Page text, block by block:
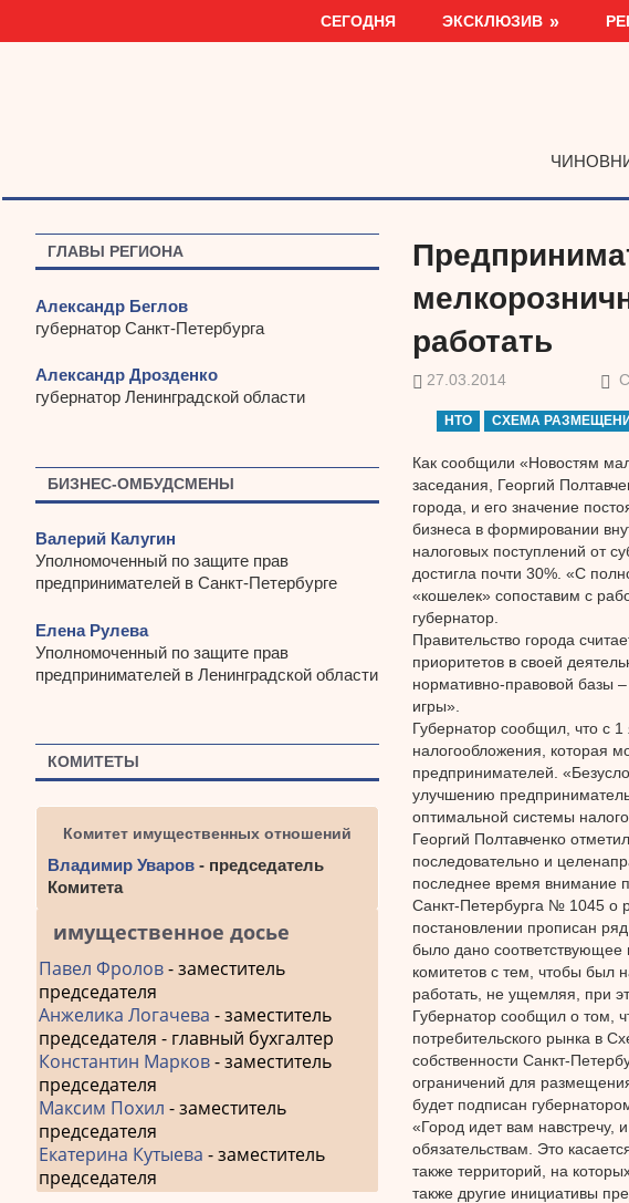
СЕГОДНЯ ЭКСКЛЮЗИВ
работать
27.03.2014
НТО СХЕМА
Как сообщили «Новостям
заседания, Георгий
города, и его значение
бизнеса в формировании
налоговых поступлений от
достигла почти 30%. «С
«кошелек» сопоставим с
губернатор.
Правительство города
приоритетов в своей
нормативно-правовой базы
игры».
Губернатор сообщил, что с
налогообложения, которая
предпринимателей.
улучшению
оптимальной системы
Георгий Полтавченко
последовательно и
последнее время внимание
Санкт-Петербурга № 1045 о
постановлении прописан
было дано
комитетов с тем, чтобы был
работать, не ущемляя, при
Губернатор сообщил о том,
потребительского рынка в
собственности Санкт-
ограничений для
будет подписан
«Город идет вам навстречу,
обязательствам. Это
также территорий, на
также другие инициативы
ГЛАВЫ РЕГИОНА
Александр Беглов
губернатор Санкт-Петербурга
Александр Дрозденко
губернатор Ленинградской области
БИЗНЕС-ОМБУДСМЕНЫ
Валерий Калугин
Уполномоченный по защите прав
предпринимателей в Санкт-Петербурге
Елена Рулева
Уполномоченный по защите прав
предпринимателей в Ленинградской области
КОМИТЕТЫ
Комитет имущественных отношений
Владимир Уваров - председатель
Комитета
имущественное досье
Павел Фролов- заместитель
председателя
Анжелика Логачева - заместитель
председателя - главный бухгалтер
Константин Марков- заместитель
председателя
Максим Похил - заместитель
председателя
Екатерина Кутыева - заместитель
председателя